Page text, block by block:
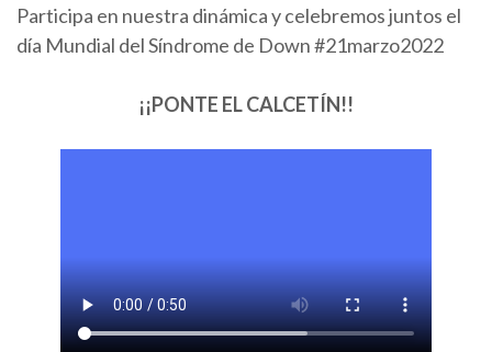
Participa en nuestra dinámica y celebremos juntos el
día Mundial del Síndrome de Down #21marzo2022
¡¡PONTE EL CALCETÍN!!